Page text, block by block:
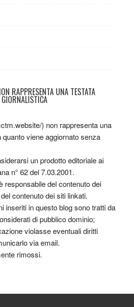
RAPPRESENTA UNA TESTATA
GIORNALISTICA
) non rappresenta una
viene aggiornato senza
un prodotto editoriale ai
n° 62 del 7.03.2001.
responsabile del contenuto dei
contenuto dei siti linkati.
inseriti in questo blog sono tratti da
di pubblico dominio;
violasse eventuali diritti
via email.
rimossi.